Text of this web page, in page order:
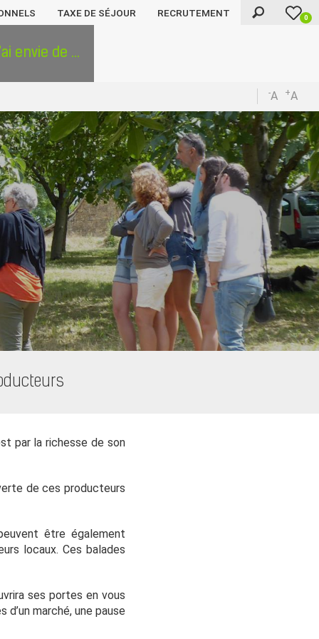
TAXE DE SÉJOUR RECRUTEMENT 0
envie de ...
-A +A
par la richesse de son
de ces producteurs
être également
locaux. Ces balades
ses portes en vous
marché, une pause